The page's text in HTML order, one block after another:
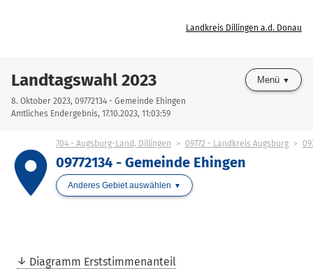
Landkreis Dillingen a.d. Donau
Landtagswahl 2023
8. Oktober 2023, 09772134 - Gemeinde Ehingen
Amtliches Endergebnis, 17.10.2023, 11:03:59
Menü
place
704 - Augsburg-Land, Dillingen 09772 - Landkreis Augsburg
09772134 - Gemeinde Ehingen
Anderes Gebiet auswählen
Diagramm Erststimmenanteil